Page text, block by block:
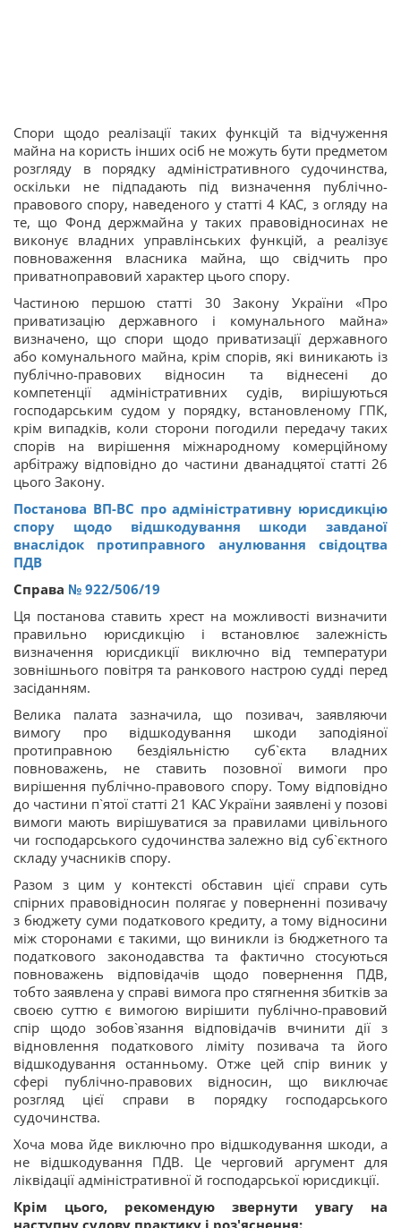
Спори щодо реалізації таких функцій та відчуження
майна на користь інших осіб не можуть бути предметом
розгляду в порядку адміністративного судочинства,
оскільки не підпадають під визначення публічно-
правового спору, наведеного у статті 4 КАС, з огляду на
те, що Фонд держмайна у таких правовідносинах не
виконує владних управлінських функцій, а реалізує
повноваження власника майна, що свідчить про
приватноправовий характер цього спору.
Частиною першою статті 30 Закону України «Про
приватизацію державного і комунального майна»
визначено, що спори щодо приватизації державного
або комунального майна, крім спорів, які виникають із
публічно-правових відносин та віднесені до
компетенції адміністративних судів, вирішуються
господарським судом у порядку, встановленому ГПК,
крім випадків, коли сторони погодили передачу таких
спорів на вирішення міжнародному комерційному
арбітражу відповідно до частини дванадцятої статті 26
цього Закону.
Постанова ВП-ВС про адміністративну юрисдикцію
спору щодо відшкодування шкоди завданої
внаслідок протиправного анулювання свідоцтва
ПДВ
Справа № 922/506/19
Ця постанова ставить хрест на можливості визначити
правильно юрисдикцію і встановлює залежність
визначення юрисдикції виключно від температури
зовнішнього повітря та ранкового настрою судді перед
засіданням.
Велика палата зазначила, що позивач, заявляючи
вимогу про відшкодування шкоди заподіяної
протиправною бездіяльністю суб`єкта владних
повноважень, не ставить позовної вимоги про
вирішення публічно-правового спору. Тому відповідно
до частини п`ятої статті 21 КАС України заявлені у позові
вимоги мають вирішуватися за правилами цивільного
чи господарського судочинства залежно від суб`єктного
складу учасників спору.
Разом з цим у контексті обставин цієї справи суть
спірних правовідносин полягає у поверненні позивачу
з бюджету суми податкового кредиту, а тому відносини
між сторонами є такими, що виникли із бюджетного та
податкового законодавства та фактично стосуються
повноважень відповідачів щодо повернення ПДВ,
тобто заявлена у справі вимога про стягнення збитків за
своєю суттю є вимогою вирішити публічно-правовий
спір щодо зобов`язання відповідачів вчинити дії з
відновлення податкового ліміту позивача та його
відшкодування останньому. Отже цей спір виник у
сфері публічно-правових відносин, що виключає
розгляд цієї справи в порядку господарського
судочинства.
Хоча мова йде виключно про відшкодування шкоди, а
не відшкодування ПДВ. Це черговий аргумент для
ліквідації адміністративної й господарської юрисдикції.
Крім цього, рекомендую звернути увагу на
наступну судову практику і роз'яснення: